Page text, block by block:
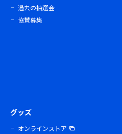
過去の抽選会
協賛募集
グッズ
オンラインストア